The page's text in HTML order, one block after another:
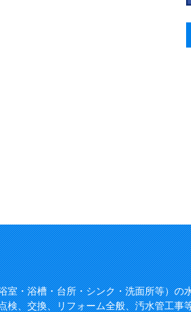
室・浴槽・台所・シンク・洗面所等）の
検、交換、リフォーム全般、汚水管工事